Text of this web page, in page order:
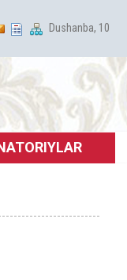
Dushanba, 10